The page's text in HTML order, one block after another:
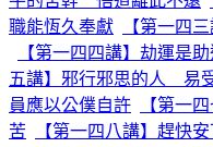
職能恆久奉獻
【第一四
【第一四四講】劫運是
五講】邪行邪思的人 易
員應以公僕自許
【第一
苦
【第一四八講】趕快